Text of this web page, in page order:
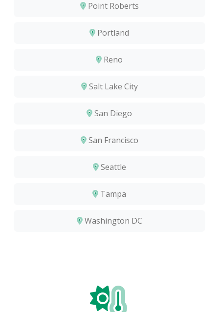
Point Roberts
Portland
Reno
Salt Lake City
San Diego
San Francisco
Seattle
Tampa
Washington DC